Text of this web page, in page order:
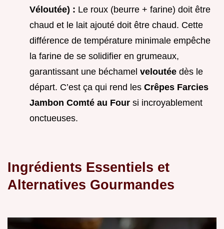
Véloutée) : Le roux (beurre + farine) doit être
chaud et le lait ajouté doit être chaud. Cette
différence de température minimale empêche
la farine de se solidifier en grumeaux,
garantissant une béchamel veloutée dès le
départ. C’est ça qui rend les Crêpes Farcies
Jambon Comté au Four si incroyablement
onctueuses.
Ingrédients Essentiels et
Alternatives Gourmandes